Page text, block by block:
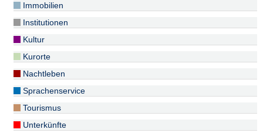
Immobilien
Institutionen
Kultur
Kurorte
Nachtleben
Sprachenservice
Tourismus
Unterkünfte